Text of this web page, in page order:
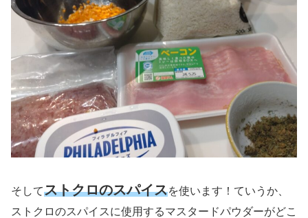
そしてストクロのスパイスを使います！ていうか、
ストクロのスパイスに使用するマスタードパウダーがどこ